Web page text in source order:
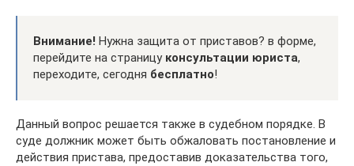
Внимание! Нужна защита от приставов? в форме,
перейдите на страницу консультации юриста,
переходите, сегодня бесплатно!
Данный вопрос решается также в судебном порядке. В
суде должник может быть обжаловать постановление и
действия пристава, предоставив доказательства того,